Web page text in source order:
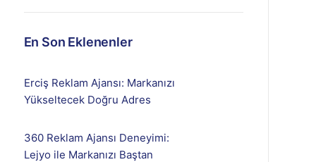
En Son Eklenenler
Erciş Reklam Ajansı: Markanızı
Yükseltecek Doğru Adres
360 Reklam Ajansı Deneyimi:
Lejyo ile Markanızı Baştan